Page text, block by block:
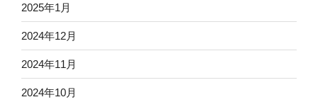
2025年1月
2024年12月
2024年11月
2024年10月